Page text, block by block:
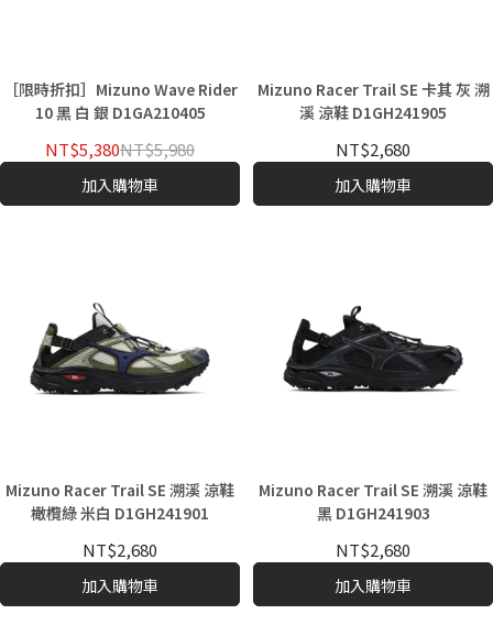
［限時折扣］Mizuno Wave Rider
10 黑 白 銀 D1GA210405
NT$5,380NT$5,980
加入購物車
Mizuno Racer Trail SE 卡其 灰 溯
溪 涼鞋 D1GH241905
NT$2,680
加入購物車
Mizuno Racer Trail SE 溯溪 涼鞋
橄欖綠 米白 D1GH241901
NT$2,680
加入購物車
Mizuno Racer Trail SE 溯溪 涼鞋
黑 D1GH241903
NT$2,680
加入購物車